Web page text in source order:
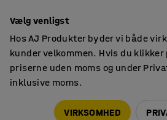
Bio affaldsposer
Vælg venligst
Hos AJ Produkter byder vi både
kunder velkommen. Hvis du klikker
priserne uden moms og under
inklusive moms.
VIRKSOMHED